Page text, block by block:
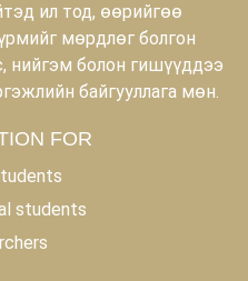
ил тод, өөрийгөө
мөрдлөг болгон
нийгэм болон гишүүддээ
байгууллага мөн.
FOR
students